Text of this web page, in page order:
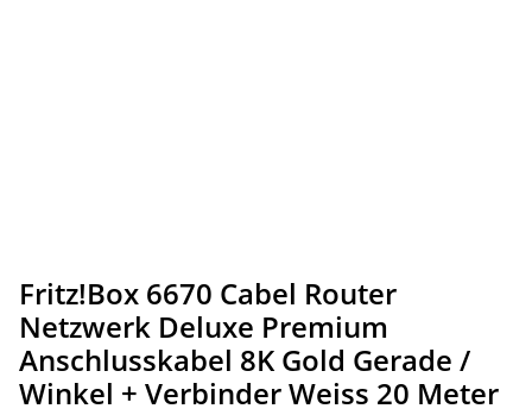
Fritz!Box 6670 Cabel Router
Netzwerk Deluxe Premium
Anschlusskabel 8K Gold Gerade /
Winkel + Verbinder Weiss 20 Meter